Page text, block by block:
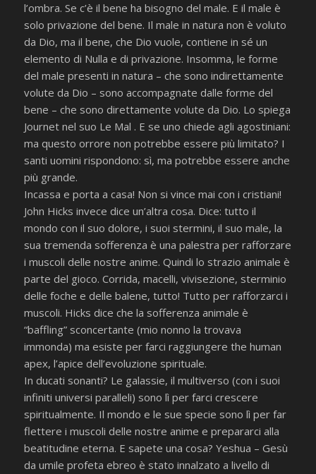
l’ombra. Se c’è il bene ha bisogno del male. E il male è
solo privazione del bene. Il male in natura non è voluto
da Dio, ma il bene, che Dio vuole, contiene in sé un
elemento di Nulla e di privazione. Insomma, le forme
del male presenti in natura – che sono indirettamente
volute da Dio – sono accompagnate dalle forme del
bene – che sono direttamente volute da Dio. Lo spiega
Journet nel suo Le Mal . E se uno chiede agli agostiniani:
ma questo orrore non potrebbe essere più limitato? I
santi uomini rispondono: sì, ma potrebbe essere anche
più grande.
Incassa e porta a casa! Non si vince mai con i cristiani!
John Hicks invece dice un’altra cosa. Dice: tutto il
mondo con il suo dolore, i suoi stermini, il suo male, la
sua tremenda sofferenza è una palestra per rafforzare
i muscoli delle nostre anime. Quindi lo strazio animale è
parte del gioco. Corrida, macelli, vivisezione, sterminio
delle foche e delle balene, tutto! Tutto per rafforzarci i
muscoli. Hicks dice che la sofferenza animale è
“baffling” sconcertante (mio nonno la trovava
immonda) ma esiste per farci raggiungere the human
apex, l’apice dell’evoluzione spirituale.
In ducati sonanti? Le galassie, il multiverso (con i suoi
infiniti universi paralleli) sono lì per farci crescere
spiritualmente. Il mondo e le sue specie sono lì per far
flettere i muscoli delle nostre anime e prepararci alla
beatitudine eterna. E sapete una cosa? Yeshua – Gesù
da umile profeta ebreo è stato innalzato a livello di